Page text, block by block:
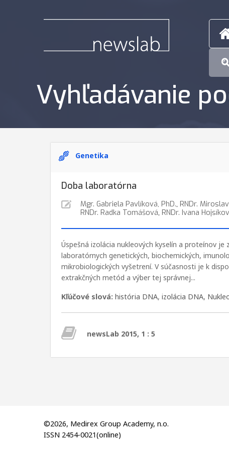
Vyhľadávanie
Genetika
Doba laboratórna
Mgr. Gabriela Pavlíková, PhD., RNDr.
RNDr. Radka Tomášová, RNDr. Ivana
Úspešná izolácia nukleových kyselín a proteínov je
laboratórnych genetických, biochemických,
mikrobiologických vyšetrení. V súčasnosti je k
extrakčných metód a výber tej správnej...
Kľúčové slová: história DNA, izolácia DNA,
newsLab 2015, 1 : 5
©2026, Medirex Group Academy, n.o.
ISSN 2454-0021(online)